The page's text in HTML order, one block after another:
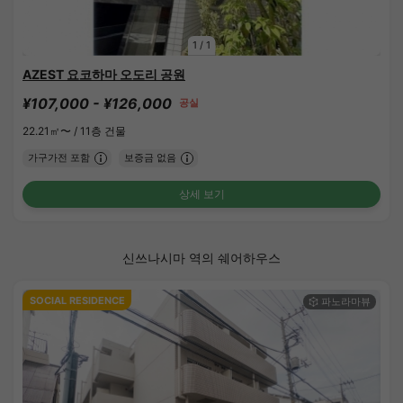
1 / 1
AZEST 요코하마 오도리 공원
¥107,000 - ¥126,000 공실
22.21㎡〜 / 11층 건물
가구가전 포함 보증금 없음
상세 보기
신쓰나시마 역의 쉐어하우스
SOCIAL RESIDENCE